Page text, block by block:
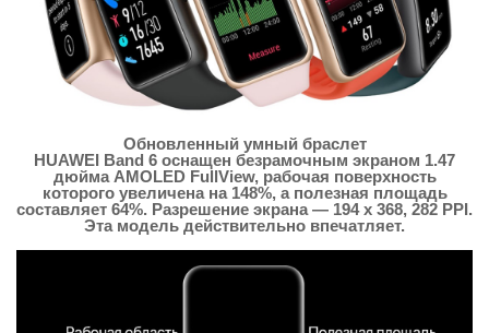
Обновленный умный браслет
HUAWEI Band 6 оснащен безрамочным экраном 1.47
дюйма AMOLED FullView, рабочая поверхность
которого увеличена на 148%, а полезная площадь
составляет 64%. Разрешение экрана — 194 x 368, 282 PPI.
Эта модель действительно впечатляет.